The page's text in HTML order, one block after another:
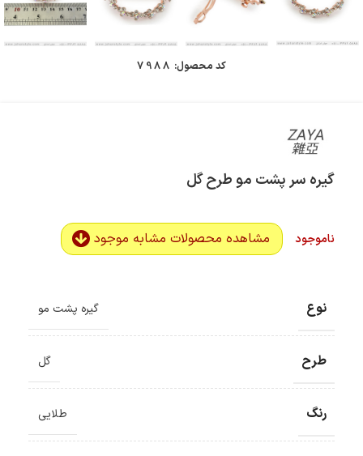
کد محصول: 7988
گیره سر پشت مو طرح گل
ناموجود مشاهده محصولات مشابه موجود
نوع گیره پشت مو
طرح گل
رنگ طلایی